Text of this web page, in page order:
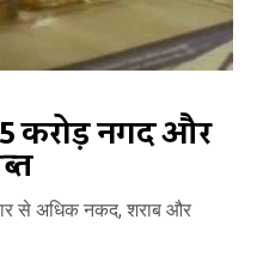
करोड़ नगद और
से अधिक नकद, शराब और